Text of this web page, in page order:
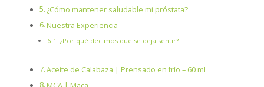
¿Cómo mantener saludable mi próstata?
Nuestra Experiencia
¿Por qué decimos que se deja sentir?
Aceite de Calabaza | Prensado en frío – 60 ml